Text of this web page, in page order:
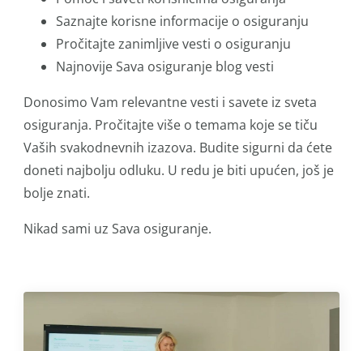
Saznajte korisne informacije o osiguranju
Pročitajte zanimljive vesti o osiguranju
Najnovije Sava osiguranje blog vesti
Donosimo Vam relevantne vesti i savete iz sveta
osiguranja. Pročitajte više o temama koje se tiču
Vaših svakodnevnih izazova. Budite sigurni da ćete
doneti najbolju odluku. U redu je biti upućen, još je
bolje znati.
Nikad sami uz Sava osiguranje.